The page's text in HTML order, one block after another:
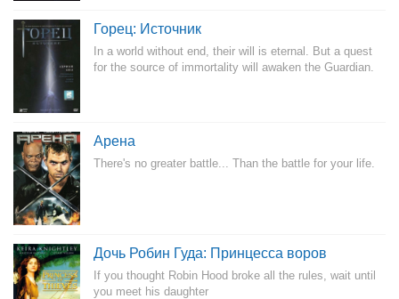
Горец: Источник
In a world without end, their will is eternal. But a quest
for the source of immortality will awaken the Guardian.
Арена
There's no greater battle... Than the battle for your life.
Дочь Робин Гуда: Принцесса воров
If you thought Robin Hood broke all the rules, wait until
you meet his daughter